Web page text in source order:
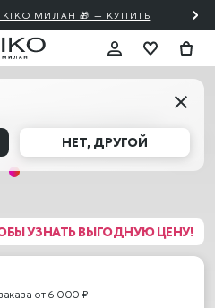
МИЛАН 🎁 — КУПИТЬ
НЕТ, ДРУГОЙ
Goals Eyeshadow
УЗНАТЬ ВЫГОДНУЮ ЦЕНУ!
от 6 000 ₽